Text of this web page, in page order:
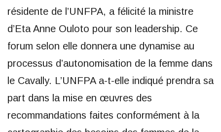
résidente de l’UNFPA, a félicité la ministre
d’Eta Anne Ouloto pour son leadership. Ce
forum selon elle donnera une dynamise au
processus d’autonomisation de la femme dans
le Cavally. L’UNFPA a-t-elle indiqué prendra sa
part dans la mise en œuvres des
recommandations faites conformément à la